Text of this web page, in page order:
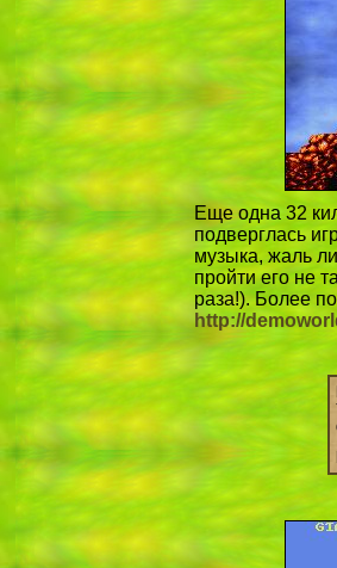
Еще одна 32
подверглась
музыка, жаль
пройти его не
раза!). Более
http://